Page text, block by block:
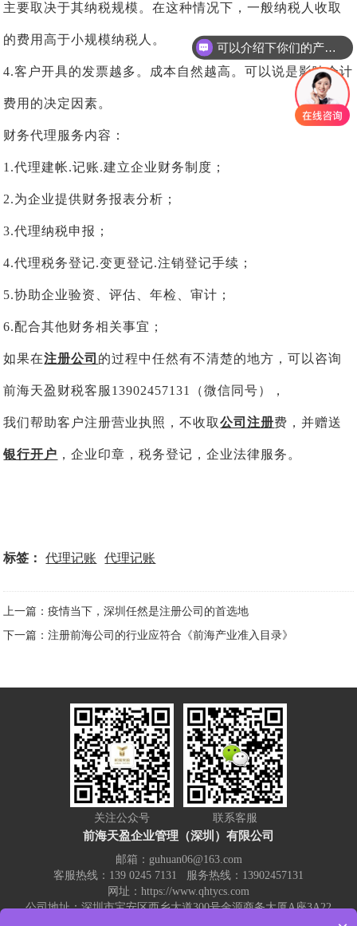
主要取决于其纳税规模。在这种情况下，一般纳税人收取
的费用高于小规模纳税人。
4.客户开具的发票越多。成本自然越高。可以说是影响会计
费用的决定因素。
财务代理服务内容：
1.代理建帐.记账.建立企业财务制度；
2.为企业提供财务报表分析；
3.代理纳税申报；
4.代理税务登记.变更登记.注销登记手续；
5.协助企业验资、评估、年检、审计；
6.配合其他财务相关事宜；
如果在注册公司 的过程中任然有不清楚的地方，可以咨询
前海天盈财税客服13902457131（微信同号），
我们帮助客户注册营业执照，不收取公司注册费，并赠送
银行开户 ，企业印章，税务登记，企业法律服务。
标签： 代理记账 代理记账
上一篇：疫情当下，深圳任然是注册公司的首选地
下一篇：注册前海公司的行业应符合《前海产业准入目录》
关注公众号 联系客服
前海天盈企业管理（深圳）有限公司
邮箱：guhuan06@163.com
客服热线：139 0245 7131 服务热线：13902457131
网址：https://www.qhtycs.com
公司地址：深圳市宝安区西乡大道300号金源商务大厦A座3A22
可以介绍下你们的产品么